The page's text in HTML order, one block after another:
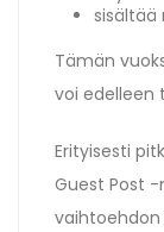
sisältää
Tämän
voi edelleen
Erityisesti
Guest Post
vaihtoehdon